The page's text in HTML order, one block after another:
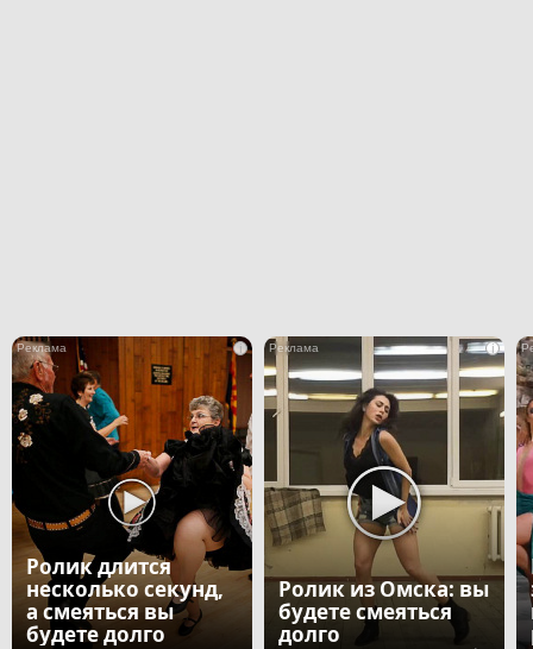
i
Ролик длится
несколько секунд,
а смеяться вы
будете долго
i
Ролик из Омска: вы
будете смеяться
долго